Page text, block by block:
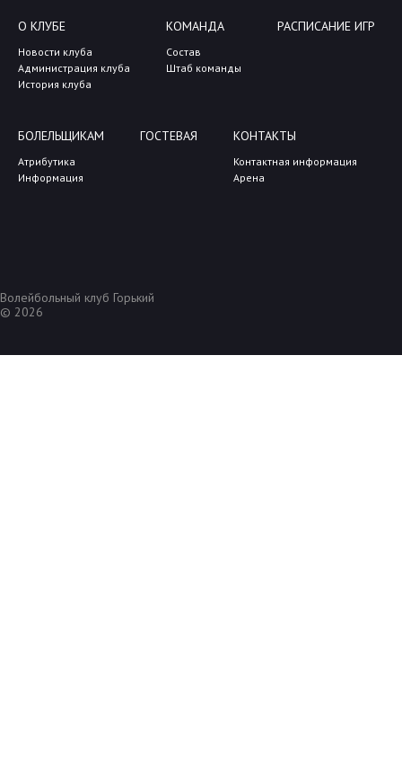
О КЛУБЕ
Новости клуба
Администрация клуба
История клуба
КОМАНДА
Состав
Штаб команды
РАСПИСАНИЕ ИГР
БОЛЕЛЬЩИКАМ
Атрибутика
Информация
ГОСТЕВАЯ КОНТАКТЫ
Контактная информация
Арена
Волейбольный клуб Горький
© 2026